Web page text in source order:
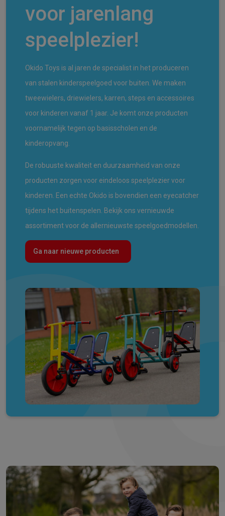
voor jarenlang
speelplezier!
Okido Toys is al jaren de specialist in het produceren
van stalen kinderspeelgoed voor buiten. We maken
tweewielers, driewielers, karren, steps en accessoires
voor kinderen vanaf 1 jaar. Je komt onze producten
voornamelijk tegen op basisscholen en de
kinderopvang.
De robuuste kwaliteit en duurzaamheid van onze
producten zorgen voor eindeloos speelplezier voor
kinderen. Een echte Okido is bovendien een eyecatcher
tijdens het buitenspelen. Bekijk ons vernieuwde
assortiment voor de allernieuwste speelgoedmodellen.
Ga naar nieuwe producten